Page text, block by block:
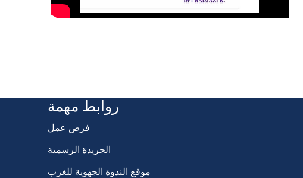
vidéo
روابط مهمة
فرص عمل
الجريدة الرسمية
موقع الندوة الجهوية للغرب